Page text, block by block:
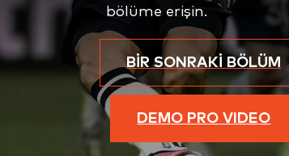
bölüme erişin.
BİR SONRAKİ BÖLÜM
DEMO PRO VIDEO